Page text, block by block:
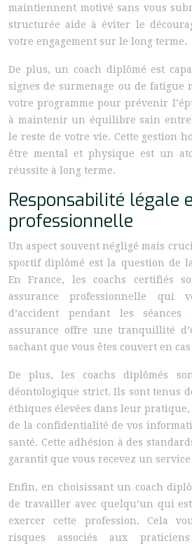
maintiennent motivé sans vous
structurée aide à éviter le
votre engagement sur le long terme.
De plus, un coach diplômé est
signes de surmenage ou de fatigue
votre programme pour prévenir
à maintenir un équilibre sain entre
le reste de votre vie. Cette gestion
être mental et physique est un
réussite à long terme.
Responsabilité légale
professionnelle
Un aspect souvent négligé mais
sportif diplômé est la question de
En France, les coachs certifiés
assurance professionnelle qui
d’accident pendant les séances
assurance offre une tranquillité
sachant que vous êtes couvert en
De plus, les coachs diplômés
déontologique strict. Ils sont tenus
éthiques élevées dans leur
de la confidentialité de vos
santé. Cette adhésion à des
garantit que vous recevez un
Enfin, en choisissant un coach
de travailler avec quelqu’un qui
exercer cette profession. Cela
risques associés aux